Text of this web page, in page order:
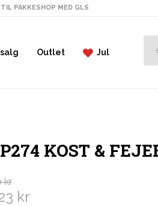
PAKKESHOP MED GLS
Outlet Jul
KOST &
kr
kr